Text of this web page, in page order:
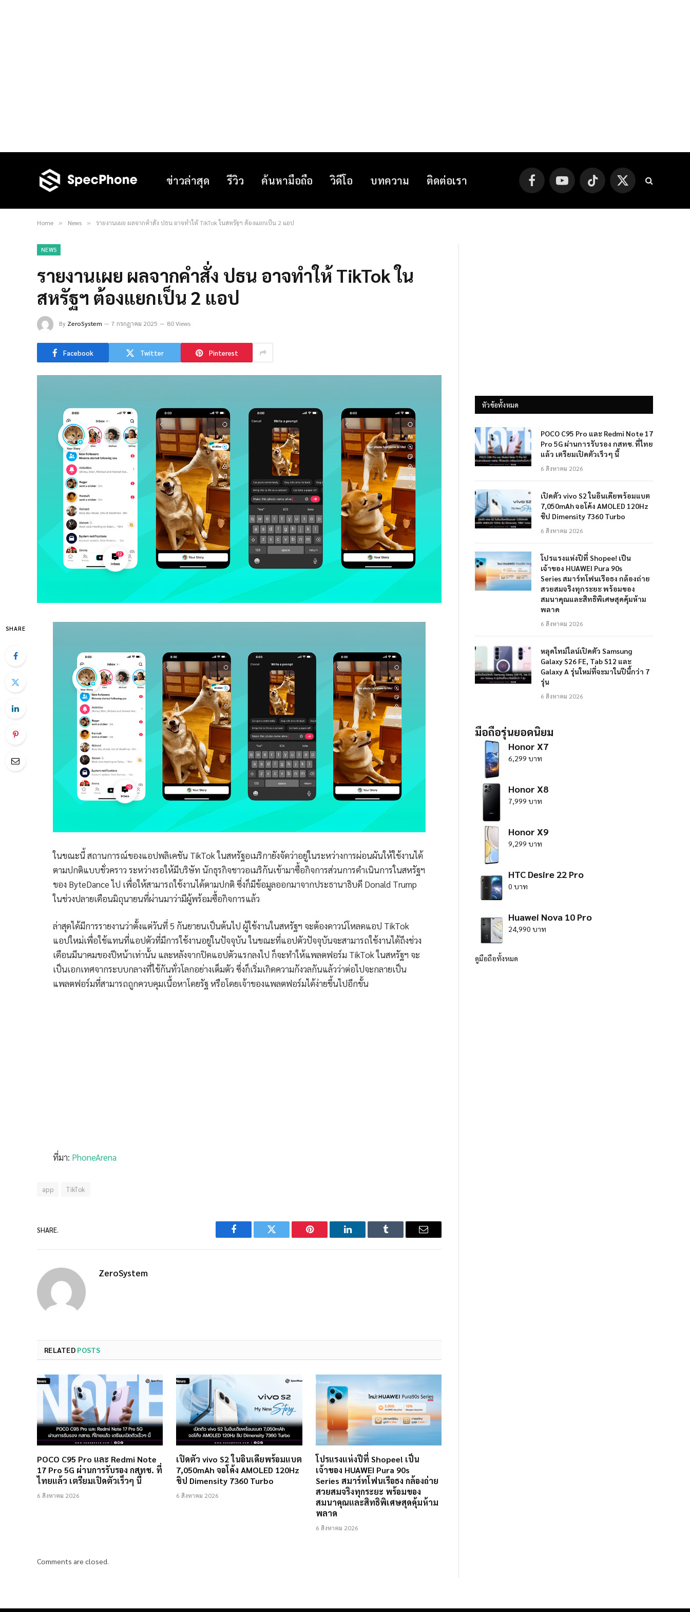
ข่าวล่าสุด รีวิว ค้นหามือถือ วิดีโอ บทความ ติดต่อเรา FacebookYouTube TikTok
X
(Twitter)
Home » News » รายงานเผย ผลจากคำสั่ง ปธน อาจทำให้ TikTok ในสหรัฐฯ ต้องแยกเป็น 2 แอป
NEWS
รายงานเผย ผลจากคำสั่ง ปธน อาจทำให้ TikTok ใน
สหรัฐฯ ต้องแยกเป็น 2 แอป
By ZeroSystem 7 กรกฎาคม 2025 80 Views
Facebook Twitter Pinterest
SHARE
ในขณะนี้ สถานการณ์ของแอปพลิเคชัน TikTok ในสหรัฐอเมริกายังจัดว่าอยู่ในระหว่างการผ่อนผันให้ใช้งานได้
ตามปกติแบบชั่วคราว ระหว่างรอให้มีบริษัท นักธุรกิจชาวอเมริกันเข้ามาซื้อกิจการส่วนการดำเนินการในสหรัฐฯ
ของ ByteDance ไป เพื่อให้สามารถใช้งานได้ตามปกติ ซึ่งก็มีข้อมูลออกมาจากประธานาธิบดี Donald Trump
ในช่วงปลายเดือนมิถุนายนที่ผ่านมาว่ามีผู้พร้อมซื้อกิจการแล้ว
ล่าสุดได้มีการรายงานว่าตั้งแต่วันที่ 5 กันยายนเป็นต้นไป ผู้ใช้งานในสหรัฐฯ จะต้องดาวน์โหลดแอป TikTok
แอปใหม่เพื่อใช้แทนที่แอปตัวที่มีการใช้งานอยู่ในปัจจุบัน ในขณะที่แอปตัวปัจจุบันจะสามารถใช้งานได้ถึงช่วง
เดือนมีนาคมของปีหน้าเท่านั้น และหลังจากปิดแอปตัวแรกลงไป ก็จะทำให้แพลตฟอร์ม TikTok ในสหรัฐฯ จะ
เป็นเอกเทศจากระบบกลางที่ใช้กันทั่วโลกอย่างเต็มตัว ซึ่งก็เริ่มเกิดความกังวลกันแล้วว่าต่อไปจะกลายเป็น
แพลตฟอร์มที่สามารถถูกควบคุมเนื้อหาโดยรัฐ หรือโดยเจ้าของแพลตฟอร์มได้ง่ายขึ้นไปอีกขั้น
ที่มา: PhoneArena
app TikTok
SHARE.
Facebook Twitter Pinterest LinkedIn Tumblr Email
ZeroSystem
RELATED POSTS
POCO C95 Pro และ Redmi Note
17 Pro 5G ผ่านการรับรอง กสทช. ที่
ไทยแล้ว เตรียมเปิดตัวเร็วๆ นี้
6 สิงหาคม 2026
เปิดตัว vivo S2 ในอินเดียพร้อมแบต
7,050mAh จอโค้ง AMOLED 120Hz
ชิป Dimensity 7360 Turbo
6 สิงหาคม 2026
โปรแรงแห่งปีที่ Shopee! เป็น
เจ้าของ HUAWEI Pura 90s
Series สมาร์ทโฟนเรือธง กล้องถ่าย
สวยสมจริงทุกระยะ พร้อมของ
สมนาคุณและสิทธิพิเศษสุดคุ้มห้าม
พลาด
6 สิงหาคม 2026
Comments are closed.
หัวข้อทั้งหมด
POCO C95 Pro และ Redmi Note 17
Pro 5G ผ่านการรับรอง กสทช. ที่ไทย
แล้ว เตรียมเปิดตัวเร็วๆ นี้
6 สิงหาคม 2026
เปิดตัว vivo S2 ในอินเดียพร้อมแบต
7,050mAh จอโค้ง AMOLED 120Hz
ชิป Dimensity 7360 Turbo
6 สิงหาคม 2026
โปรแรงแห่งปีที่ Shopee! เป็น
เจ้าของ HUAWEI Pura 90s
Series สมาร์ทโฟนเรือธง กล้องถ่าย
สวยสมจริงทุกระยะ พร้อมของ
สมนาคุณและสิทธิพิเศษสุดคุ้มห้าม
พลาด
6 สิงหาคม 2026
หลุดไทม์ไลน์เปิดตัว Samsung
Galaxy S26 FE, Tab S12 และ
Galaxy A รุ่นใหม่ที่จะมาในปีนี้กว่า 7
รุ่น
6 สิงหาคม 2026
มือถือรุ่นยอดนิยม
Honor X7
6,299 บาท
Honor X8
7,999 บาท
Honor X9
9,299 บาท
HTC Desire 22 Pro
0 บาท
Huawei Nova 10 Pro
24,990 บาท
ดูมือถือทั้งหมด